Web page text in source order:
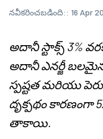
నవీకరించబడింది:: 16 Apr
అదానీ స్టాక్స్ 3%
అదానీ ఎనర్జీ
స్పష్టత మరియు
దృక్పథం కారణంగా
తాకాయి.